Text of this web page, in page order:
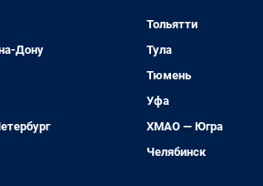
Дону
Тольятти
Тула
Тюмень
Уфа
ХМАО — Югра
Челябинск